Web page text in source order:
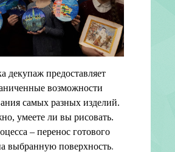
декупаж предоставляет
возможности
самых разных изделий.
умеете ли вы рисовать.
– перенос готового
выбранную поверхность.